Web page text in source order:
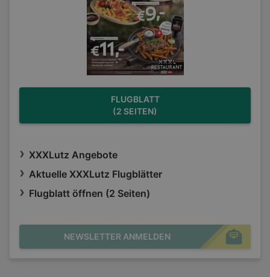
FLUGBLATT
(2 SEITEN)
XXXLutz Angebote
Aktuelle XXXLutz Flugblätter
Flugblatt öffnen (2 Seiten)
NEWSLETTER ANMELDEN